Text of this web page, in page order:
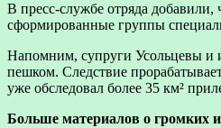
В пресс-службе отряда
сформированные группы
Напомним, супруги Усольцевы и
пешком. Следствие
уже обследовал более 35 км²
Больше материалов о громких